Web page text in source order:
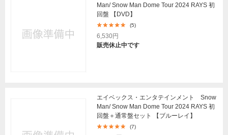
Man/ Snow Man Dome Tour 2024 RAYS 初
回盤 【DVD】
(5)
6,530円
販売休止中です
エイベックス・エンタテインメント Snow
Man/ Snow Man Dome Tour 2024 RAYS 初
回盤＋通常盤セット 【ブルーレイ】
(7)